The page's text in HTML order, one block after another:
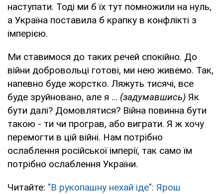
наступати. Тоді ми б їх тут помножили на нуль,
а Україна поставила б крапку в конфлікті з
імперією.
Ми ставимося до таких речей спокійно. До
війни добровольці готові, ми нею живемо. Так,
напевно буде жорстко. Ляжуть тисячі, все
буде зруйновано, але я ... (задумавшись) Як
бути далі? Домовлятися? Війна повинна бути
такою - ти чи програв, або виграти. Я ж хочу
перемогти в цій війні. Нам потрібно
ослаблення російської імперії, так само їм
потрібно ослаблення України.
Читайте: "В рукопашну нехай іде": Ярош